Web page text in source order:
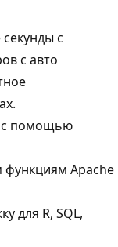
с
с авто
с помощью
функциям Apache
для R, SQL,